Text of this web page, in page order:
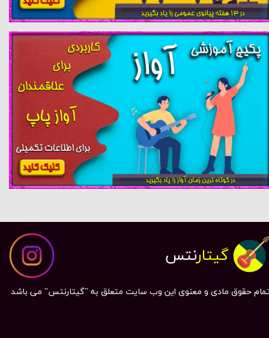
حقوق مادی و معنوی این وب سایت متعلق به "گیتارنتس" می باشد
گیتارنتس